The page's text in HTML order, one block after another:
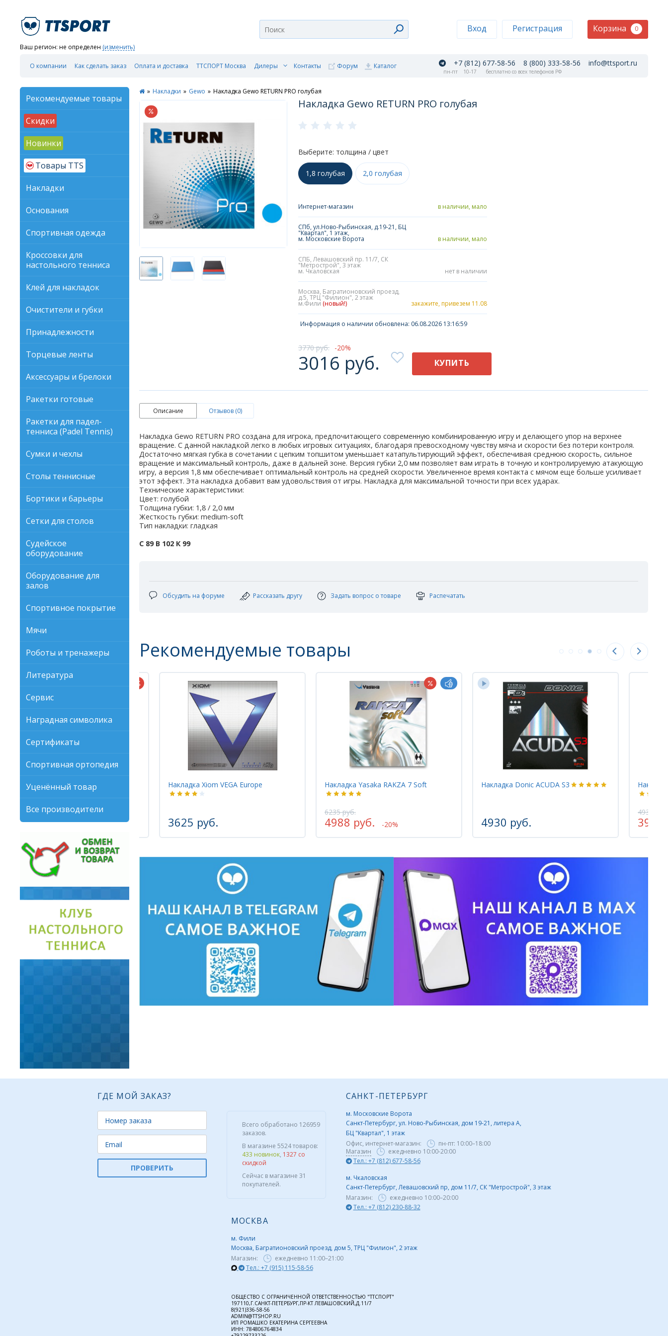
Ваш регион: не определен (изменить)
Вход Регистрация Корзина 0
О компании Как сделать заказ Оплата и доставка ТТСПОРТ Москва Дилеры Контакты Форум Каталог +7 (812) 677-58-56 8 (800) 333-58-56 info@ttsport.ru
пн-пт 10-17 бесплатно со всех телефонов РФ
Рекомендуемые товары
Скидки
Новинки
Товары TTS
Накладки
Основания
Спортивная одежда
Кроссовки для
настольного тенниса
Клей для накладок
Очистители и губки
Принадлежности
Торцевые ленты
Аксессуары и брелоки
Ракетки готовые
Ракетки для падел-
тенниса (Padel Tennis)
Сумки и чехлы
Столы теннисные
Бортики и барьеры
Сетки для столов
Судейское
оборудование
Оборудование для
залов
Спортивное покрытие
Мячи
Роботы и тренажеры
Литература
Сервис
Наградная символика
Сертификаты
Спортивная ортопедия
Уценённый товар
Все производители
» Накладки » Gewo » Накладка Gewo RETURN PRO голубая
Накладка Gewo RETURN PRO голубая
Выберите: толщина / цвет
1,8 голубая 2,0 голубая
Интернет-магазин в наличии, мало
СПб, ул.Ново-Рыбинская, д.19-21, БЦ
"Квартал", 1 этаж,
м. Московские Ворота в наличии, мало
СПБ, Левашовский пр. 11/7, СК
"Метрострой", 3 этаж
м. Чкаловская нет в наличии
Москва, Багратионовский проезд,
д.5, ТРЦ "Филион", 2 этаж
м.Фили (новый!) закажите, привезем 11.08
Информация о наличии обновлена: 06.08.2026 13:16:59
3770 руб. 20
3016 руб. КУПИТЬ
Описание Отзывов (0)
Накладка Gewo RETURN PRO создана для игрока, предпочитающего современную комбинированную игру и делающего упор на верхнее
вращение. С данной накладкой легко в любых игровых ситуациях, благодаря превосходному чувству мяча и скорости без потери контроля.
Достаточно мягкая губка в сочетании с цепким топшитом уменьшает катапультирующий эффект, обеспечивая среднюю скорость, сильное
вращение и максимальный контроль, даже в дальней зоне. Версия губки 2,0 мм позволяет вам играть в точную и контролируемую атакующую
игру, а версия 1,8 мм обеспечивает оптимальный контроль на средней скорости. Увеличенное время контакта с мячом еще больше усиливает
этот эффект. Эта накладка добавит вам удовольствия от игры. Накладка для максимальной точности при всех ударах.
Технические характеристики:
Цвет: голубой
Толщина губки: 1,8 / 2,0 мм
Жесткость губки: medium-soft
Тип накладки: гладкая
С 89 В 102 К 99
Обсудить на форуме Рассказать другу Задать вопрос о товаре Распечатать
Рекомендуемые товары
Накладка Xiom VEGA Europe
3625 руб.
Накладка Yasaka RAKZA 7 Soft
4988 руб.
Накладка Donic ACUDA S3
4930 руб.
Накладка Andro HEXER DURO
3944 руб.
ГДЕ МОЙ ЗАКАЗ?
ПРОВЕРИТЬ
Всего обработано 126959
заказов.
В магазине 5524 товаров:
433 новинок, 1327 со
скидкой
Сейчас в магазине 31
покупателей.
САНКТ-ПЕТЕРБУРГ
м. Московские Ворота
Санкт-Петербург, ул. Ново-Рыбинская, дом 19-21, литера А,
БЦ "Квартал", 1 этаж
Офис, интернет-магазин:
пн-пт: 10:00–18:00
Магазин
ежедневно 10:00-20:00
Тел.: +7 (812) 677-58-56
м. Чкаловская
Санкт-Петербург, Левашовский пр, дом 11/7, СК "Метрострой", 3 этаж
Магазин:
ежедневно 10:00–20:00
Тел.: +7 (812) 230-88-32
МОСКВА
м. Фили
Москва, Багратионовский проезд, дом 5, ТРЦ "Филион", 2 этаж
Магазин:
ежедневно 11:00–21:00
Тел.: +7 (915) 115-58-56
ОБЩЕСТВО С ОГРАНИЧЕННОЙ ОТВЕТСТВЕННОСТЬЮ "ТТСПОРТ"
197110,Г.САНКТ-ПЕТЕРБУРГ,ПР-КТ ЛЕВАШОВСКИЙ,Д.11/7
8(921)336-58-56
ADMIN@TTSHOP.RU
ИП РОМАШКО ЕКАТЕРИНА СЕРГЕЕВНА
ИНН: 784806764834